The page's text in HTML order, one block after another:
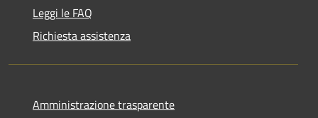
Leggi le FAQ
Richiesta assistenza
Amministrazione trasparente